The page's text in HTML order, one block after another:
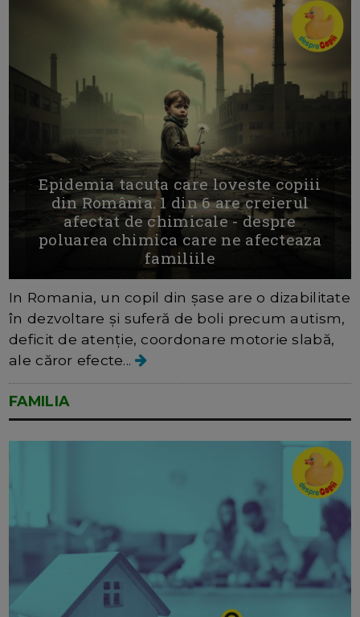
Epidemia tacuta care loveste copiii
din România. 1 din 6 are creierul
afectat de chimicale - despre
poluarea chimica care ne afecteaza
familiile
In Romania, un copil din șase are o dizabilitate
în dezvoltare și suferă de boli precum autism,
deficit de atenție, coordonare motorie slabă,
ale căror efecte...
FAMILIA